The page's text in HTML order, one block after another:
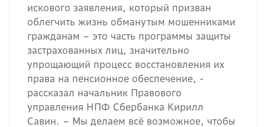
искового заявления, который призван
облегчить жизнь обманутым мошенниками
гражданам – это часть программы защиты
застрахованных лиц, значительно
упрощающий процесс восстановления их
права на пенсионное обеспечение, -
рассказал начальник Правового
управления НПФ Сбербанка Кирилл
Савин. – Мы делаем всё возможное, чтобы